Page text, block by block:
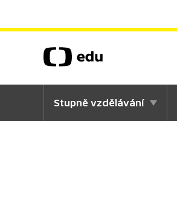
Stupně vzdělávání